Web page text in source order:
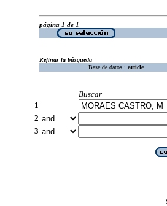
página 1 de 1
Refinar la búsqueda
Base de datos : article
Buscar
1
2
3